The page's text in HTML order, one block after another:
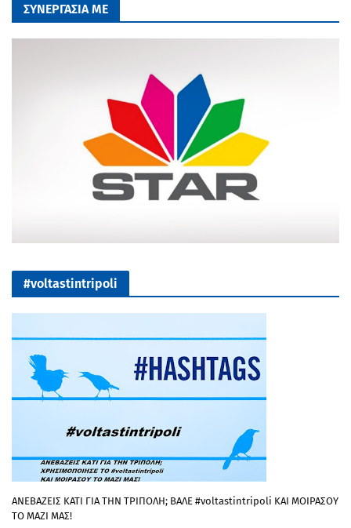
ΣΥΝΕΡΓΑΣΙΑ ΜΕ
#voltastintripoli
ΑΝΕΒΑΖΕΙΣ ΚΑΤΙ ΓΙΑ ΤΗΝ ΤΡΙΠΟΛΗ; ΒΑΛΕ #voltastintripoli ΚΑΙ ΜΟΙΡΑΣΟΥ
ΤΟ ΜΑΖΙ ΜΑΣ!